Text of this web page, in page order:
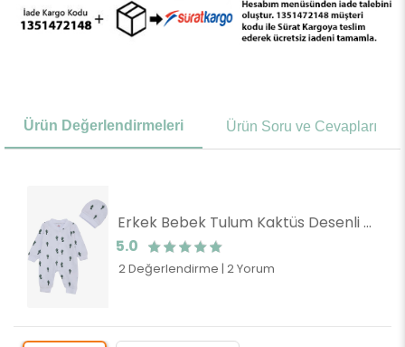
Ürün Değerlendirmeleri Ürün Soru ve Cevapları
Erkek Bebek Tulum Kaktüs Desenli Beyaz (4 Ay)
5.0
2 Değerlendirme | 2 Yorum